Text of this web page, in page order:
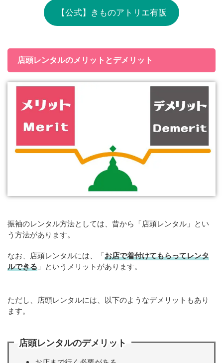
【公式】きものアトリエ有阪
店頭レンタルのメリットとデメリット
振袖のレンタル方法としては、昔から「店頭レンタル」とい
う方法があります。
なお、店頭レンタルには、「お店で着付けてもらってレンタ
ルできる 」というメリットがあります。
ただし、店頭レンタルには、以下のようなデメリットもあり
ます。
店頭レンタルのデメリット